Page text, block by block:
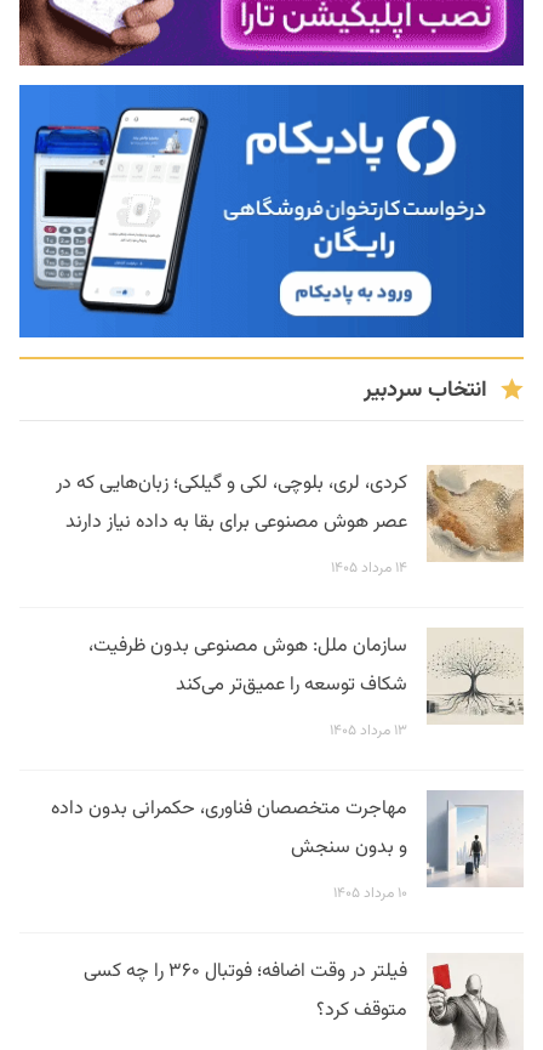
انتخاب سردبیر
کردی، لری، بلوچی، لکی و گیلکی؛ زبان‌هایی که در
عصر هوش مصنوعی برای بقا به داده نیاز دارند
۱۴ مرداد ۱۴۰۵
سازمان ملل: هوش مصنوعی بدون ظرفیت،
شکاف توسعه را عمیق‌تر می‌کند
۱۳ مرداد ۱۴۰۵
مهاجرت متخصصان فناوری، حکمرانی بدون داده
و بدون سنجش
۱۰ مرداد ۱۴۰۵
فیلتر در وقت اضافه؛ فوتبال ۳۶۰ را چه کسی
متوقف کرد؟